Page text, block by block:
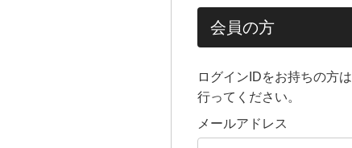
会員の方
ログインIDをお持ちの方
行ってください。
メールアドレス